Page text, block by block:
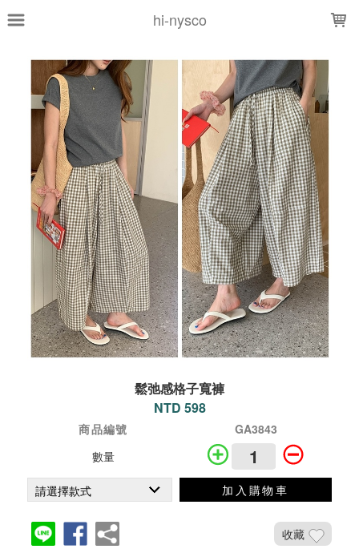
hi-nysco
鬆弛感格子寬褲
NTD 598
商品編號
GA3843
數量
加入購物車
收藏